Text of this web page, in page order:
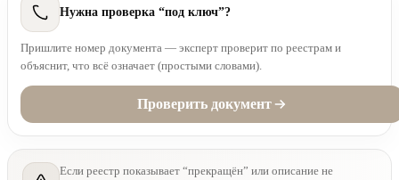
Нужна проверка “под ключ”?
Пришлите номер документа — эксперт проверит по реестрам и
объяснит, что всё означает (простыми словами).
Проверить документ
Если реестр показывает “прекращён” или описание не